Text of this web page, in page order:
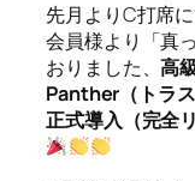
先月よりC打席
会員様より「真
おりました、高
Panther（トラ
正式導入（完全